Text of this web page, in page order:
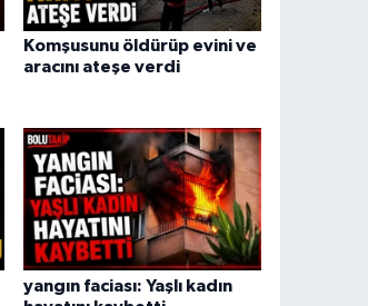
Komşusunu öldürüp evini ve
aracını ateşe verdi
yangın faciası: Yaşlı kadın